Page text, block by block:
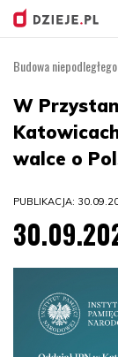
Budowa
W
walce o
PUBLIKACJA: